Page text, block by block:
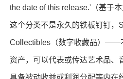
the date of this release.'（基于
这个分类不是永久的铁板钉钉，
Collectibles（数字收藏品）——
资产，可以代表或传达艺术品、
具备被动收益或利润分配等内在